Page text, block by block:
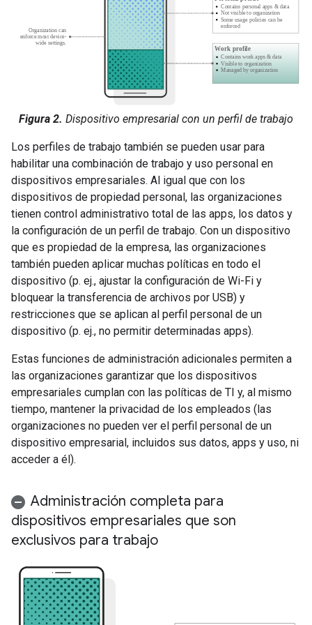
Figura 2. Dispositivo empresarial con un perfil de trabajo
Los perfiles de trabajo también se pueden usar para
habilitar una combinación de trabajo y uso personal en
dispositivos empresariales. Al igual que con los
dispositivos de propiedad personal, las organizaciones
tienen control administrativo total de las apps, los datos y
la configuración de un perfil de trabajo. Con un dispositivo
que es propiedad de la empresa, las organizaciones
también pueden aplicar muchas políticas en todo el
dispositivo (p. ej., ajustar la configuración de Wi-Fi y
bloquear la transferencia de archivos por USB) y
restricciones que se aplican al perfil personal de un
dispositivo (p. ej., no permitir determinadas apps).
Estas funciones de administración adicionales permiten a
las organizaciones garantizar que los dispositivos
empresariales cumplan con las políticas de TI y, al mismo
tiempo, mantener la privacidad de los empleados (las
organizaciones no pueden ver el perfil personal de un
dispositivo empresarial, incluidos sus datos, apps y uso, ni
acceder a él).
Administración completa para
dispositivos empresariales que son
exclusivos para trabajo